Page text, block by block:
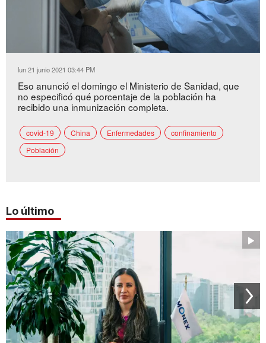
Loaded
52.21%
lun 21 junio 2021 03:44 PM
Eso anunció el domingo el Ministerio de Sanidad, que
no especificó qué porcentaje de la población ha
recibido una inmunización completa.
covid-19 China Enfermedades
confinamiento
Población
Lo último